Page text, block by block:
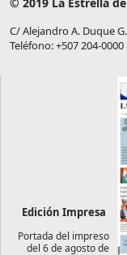
C/ Alejandro A. Duque
Teléfono: +507 204-0000
Edición Impresa
Portada del impreso
del 6 de agosto de